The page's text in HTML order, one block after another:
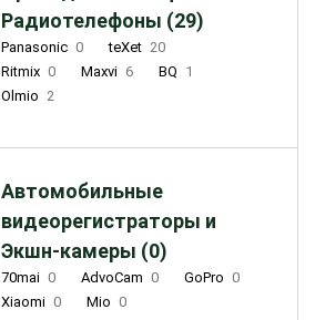
Радиотелефоны (29)
Panasonic 0 teXet 20
Ritmix 0 Maxvi 6 BQ 1
Olmio 2
Автомобильные
видеорегистраторы и
Экшн-камеры (0)
70mai 0 AdvoCam 0 GoPro 0
Xiaomi 0 Mio 0